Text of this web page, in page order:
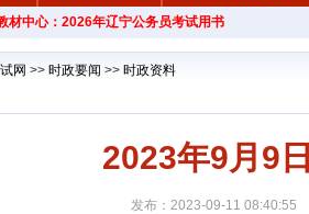
材中心：2026年辽宁公务员考试用书
网 >> 时政要闻 >> 时政资料
2023年9月9
发布：2023-09-11 08:40:55